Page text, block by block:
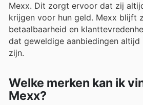
Mexx. Dit zorgt ervoor dat zij
krijgen voor hun geld. Mexx blijft
betaalbaarheid en
dat geweldige aanbiedingen altijd
zijn.
Welke merken kan ik
Mexx?